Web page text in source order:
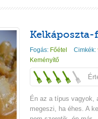
Kelkáposzta-
Fogás: Főétel Cimkék:
Keményítő
Én az a típus vagyok,
megeszi, ha éhes. A